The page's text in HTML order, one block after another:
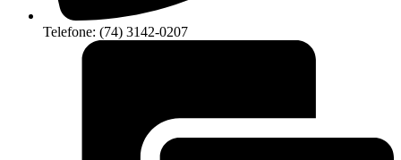
Telefone: (74) 3142-0207